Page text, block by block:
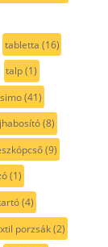
tabletta (16)
talp(1)
(41)
(8)
(9)
(1)
(4)
porzsák(2)